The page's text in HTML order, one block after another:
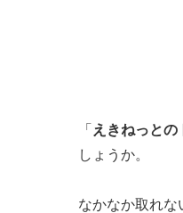
「 えきねっとの
しょうか。
なかなか取れな